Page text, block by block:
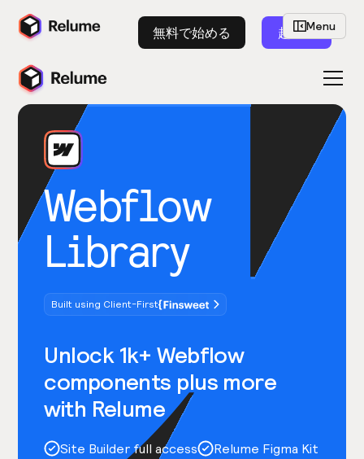
無料で始める 起動
Webflow
Library
Built using Client-First
Unlock 1k+ Webflow
components plus more
with Relume
Site Builder full access
Relume Figma Kit
Menu